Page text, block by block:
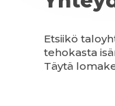
Etsiikö
tehokasta
Täytä